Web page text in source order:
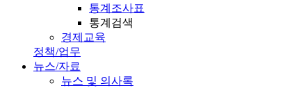
통계조사표
통계검색
경제교육
정책/업무
뉴스/자료
뉴스 및 의사록